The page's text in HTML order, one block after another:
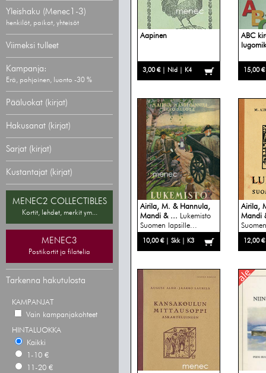
Yleishaku (Menec1-3)
henkilöt, paikat, yhteisöt
Viimeksi tulleet
Kampanja:
Erä, pohjoinen, luonto -30 %
Pääluokat (kirjat)
Hakusanat (kirjat)
Sarjat (kirjat)
Kustantajat (kirjat)
MENEC2 COLLECTIBLES
Kortit, lehdet, merkit ym...
MENEC3
Postikortit ja filatelia
Tarkenna hakutulosta
KAMPANJAT
Vain kampanjakohteet
HINTALUOKKA
Kaikki
1-10 €
11-20 €
Aapinen
3,00 € | Nid | K4
ABC
lugomik
15,00
Airila, M. & Hannula,
Mandi & ... Lukemisto
Suomen lapsille...
10,00 € | Skk | K3
Airila,
Mandi
12,00